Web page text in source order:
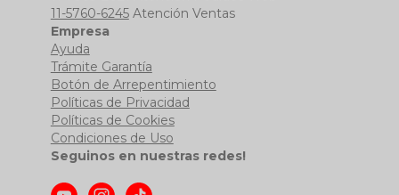
11-5760-6245Atención Ventas
Empresa
Ayuda
Trámite Garantía
Botón de Arrepentimiento
Políticas de Privacidad
Políticas de Cookies
Condiciones de Uso
Seguinos en nuestras redes!